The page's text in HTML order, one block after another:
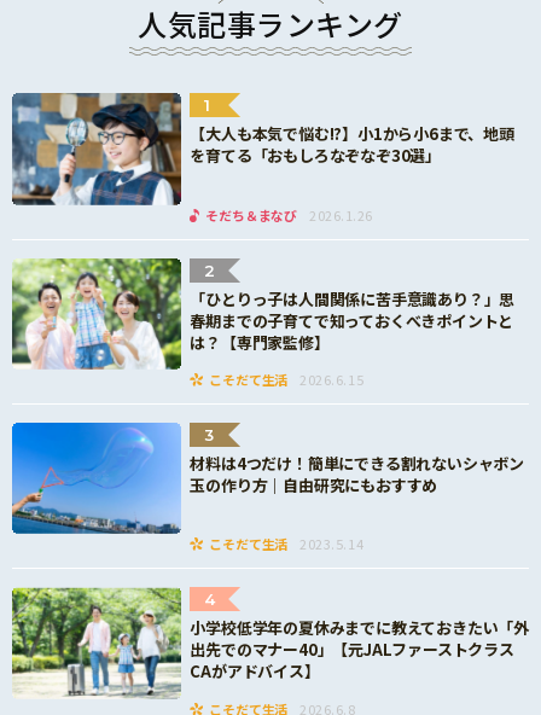
人気記事ランキング
1
【大人も本気で悩む!?】小1から小6まで、地頭
を育てる「おもしろなぞなぞ30選」
そだち＆まなび 2026.1.26
2
「ひとりっ子は人間関係に苦手意識あり？」思
春期までの子育てで知っておくべきポイントと
は？【専門家監修】
こそだて生活 2026.6.15
3
材料は4つだけ！簡単にできる割れないシャボン
玉の作り方｜自由研究にもおすすめ
こそだて生活 2023.5.14
4
小学校低学年の夏休みまでに教えておきたい「外
出先でのマナー40」【元JALファーストクラス
CAがアドバイス】
こそだて生活 2026.6.8